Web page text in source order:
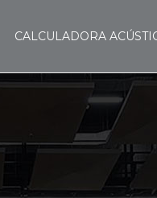
CALCULADORA